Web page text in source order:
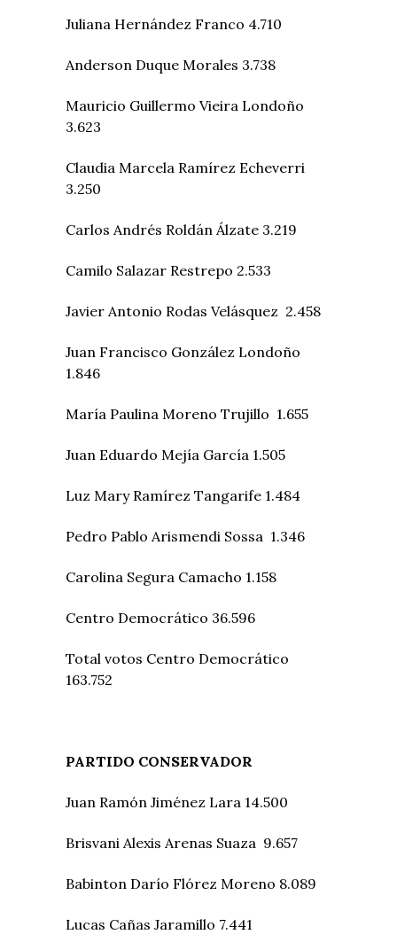
Juliana Hernández Franco 4.710
Anderson Duque Morales 3.738
Mauricio Guillermo Vieira Londoño
3.623
Claudia Marcela Ramírez Echeverri
3.250
Carlos Andrés Roldán Álzate 3.219
Camilo Salazar Restrepo 2.533
Javier Antonio Rodas Velásquez 2.458
Juan Francisco González Londoño
1.846
María Paulina Moreno Trujillo 1.655
Juan Eduardo Mejía García 1.505
Luz Mary Ramírez Tangarife 1.484
Pedro Pablo Arismendi Sossa 1.346
Carolina Segura Camacho 1.158
Centro Democrático 36.596
Total votos Centro Democrático
163.752
PARTIDO CONSERVADOR
Juan Ramón Jiménez Lara 14.500
Brisvani Alexis Arenas Suaza 9.657
Babinton Darío Flórez Moreno 8.089
Lucas Cañas Jaramillo 7.441